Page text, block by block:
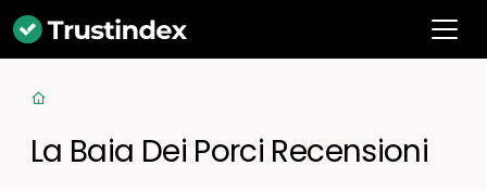
La Baia Dei Porci Recensioni